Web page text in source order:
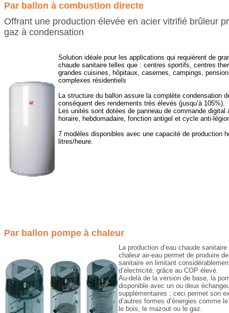
Par ballon à combustion directe
Offrant une production élevée en acier vitrifié brûleur
gaz à condensation
Solution idéale pour les applications qui requièrent de
chaude sanitaire telles que : centres sportifs, centres
grandes cuisines, hôpitaux, casernes, campings,
complexes résidentiels
La structure du ballon assure la complète condensation
conséquent des rendements très élevés (jusqu’à 105%).
Les unités sont dotées de panneau de commande digital
horaire, hebdomadaire, fonction antigel et cycle anti-
7 modèles disponibles avec une capacité de production
litres/heure.
Par ballon pompe à chaleur
La production d’eau chaude
chaleur air-eau permet de produire
sanitaire en limitant
d’électricité, grâce au COP élevé.
Au-delà de la version de base, la
disponible avec un ou deux
supplémentaires ; ceci permet son
d’autres formes d’énergies comme
le bois, le mazout ou le gaz.